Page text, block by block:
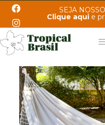
SEJA
Clique aqui e